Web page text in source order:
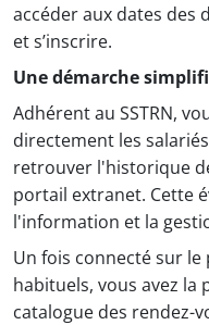
accéder aux dates des
et s’inscrire.
Une démarche
Adhérent au SSTRN,
directement les
retrouver l'historique
portail extranet. Cette
l'information et la
Un fois connecté sur
habituels, vous avez
catalogue des rendez-